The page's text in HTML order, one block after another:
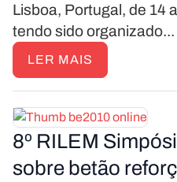
Lisboa, Portugal, de 14
tendo sido organizado...
LER MAIS
8º RILEM
sobre betão